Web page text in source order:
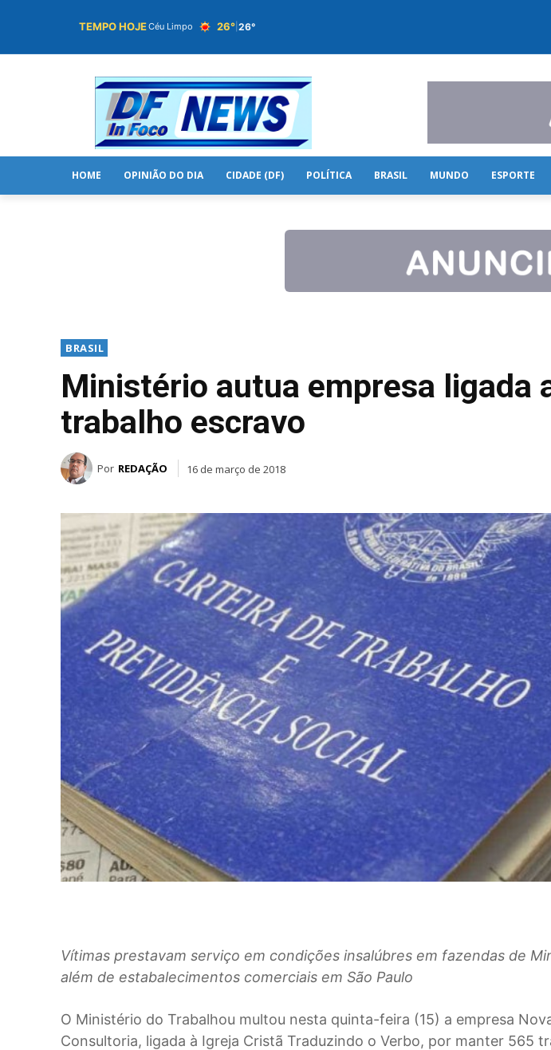
TEMPO HOJECéu Limpo 26° 26°
HOME OPINIÃO DO DIA CIDADE (DF) POLÍTICA BRASIL MUNDO ESPORTE
BRASIL
Ministério autua empresa ligada
trabalho escravo
Por REDAÇÃO 16 de março de 2018
Vítimas prestavam serviço em condições insalúbres em fazendas de
além de estabalecimentos comerciais em São Paulo
O Ministério do Trabalhou multou nesta quinta-feira (15) a empresa
Consultoria, ligada à Igreja Cristã Traduzindo o Verbo, por manter 565